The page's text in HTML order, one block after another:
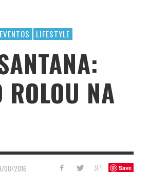
EVENTOS LIFESTYLE
ROLOU NA
Save
08/2016